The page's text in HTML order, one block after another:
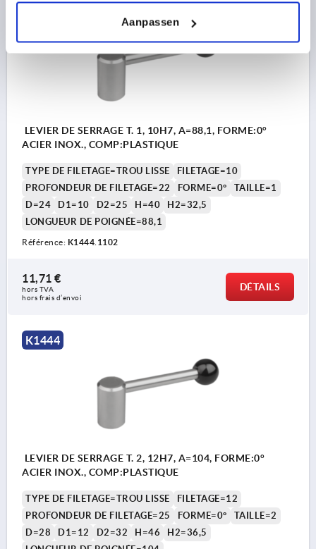
Aanpassen
LEVIER DE SERRAGE T. 1, 10H7, A=88,1, FORME:0°
ACIER INOX., COMP:PLASTIQUE
TYPE DE FILETAGE=TROU LISSE
FILETAGE=10
PROFONDEUR DE FILETAGE=22
FORME=0°
TAILLE=1
D=24
D1=10 D2=25 H=40
H2=32,5
LONGUEUR DE POIGNÉE=88,1
Référence: K1444.1102
11,71 €
hors TVA
hors frais d’envoi
DÉTAILS
K1444
LEVIER DE SERRAGE T. 2, 12H7, A=104, FORME:0°
ACIER INOX., COMP:PLASTIQUE
TYPE DE FILETAGE=TROU LISSE
FILETAGE=12
PROFONDEUR DE FILETAGE=25
FORME=0°
TAILLE=2
D=28
D1=12 D2=32 H=46
H2=36,5